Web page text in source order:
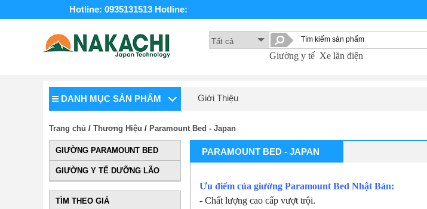
Hotline: 0935131513 Hotline:
Giường y tế Xe lăn điện
DANH MỤC SẢN PHẨM Giới Thiệu
Trang chủ / Thương Hiệu / Paramount Bed - Japan
GIƯỜNG PARAMOUNT BED
GIƯỜNG Y TẾ DƯỠNG LÃO
TÌM THEO GIÁ
PARAMOUNT BED - JAPAN
Ưu điểm của giường Paramount Bed Nhật Bản:
- Chất lượng cao cấp vượt trội.